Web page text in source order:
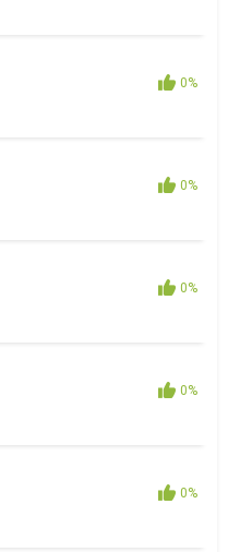
0%
0%
0%
0%
0%